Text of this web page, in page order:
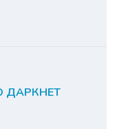
ДАРКНЕТ